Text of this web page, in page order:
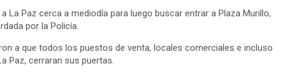
La Paz cerca a mediodía para luego buscar entrar a Plaza Murillo,
por la Policía.
a que todos los puestos de venta, locales comerciales e incluso
Paz, cerraran sus puertas.